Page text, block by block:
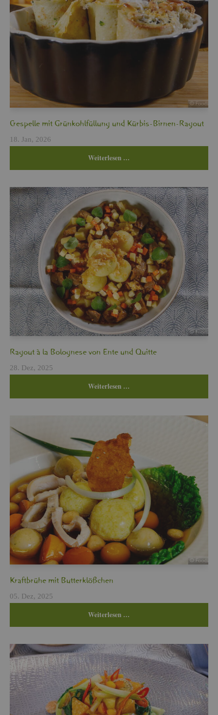
Cres­pel­le mit Grün­kohl­fül­lung und Kür­bis-Bir­nen-Ra­gout
18. Jan, 2026
Wei­ter­le­sen …
Ra­gout à la Bo­lo­gne­se von Ente und Quit­te
28. Dez, 2025
Wei­ter­le­sen …
Kraft­brü­he mit But­ter­klö­ßchen
05. Dez, 2025
Wei­ter­le­sen …